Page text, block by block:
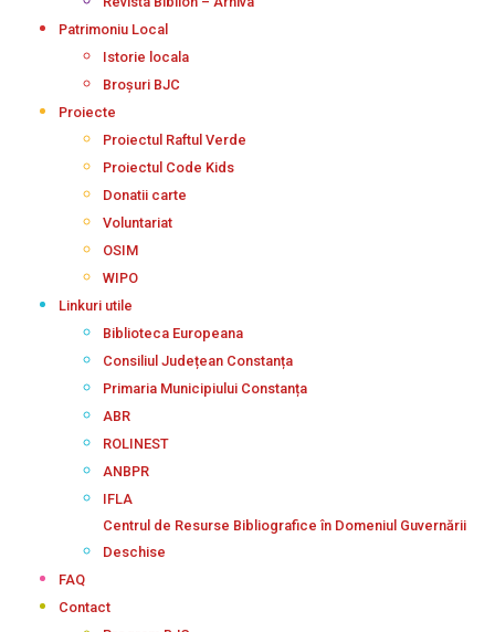
Patrimoniu Local
Istorie locala
Broșuri BJC
Proiecte
Proiectul Raftul Verde
Proiectul Code Kids
Donatii carte
Voluntariat
OSIM
WIPO
Linkuri utile
Biblioteca Europeana
Consiliul Județean Constanța
Primaria Municipiului Constanța
ABR
ROLINEST
ANBPR
IFLA
Centrul de Resurse Bibliografice în Domeniul Guvernării
Deschise
FAQ
Contact